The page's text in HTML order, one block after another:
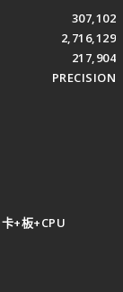
307,102
2,716,129
217,904
PRECISION
+板+CPU